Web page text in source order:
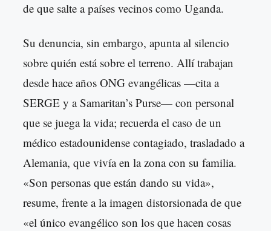
de que salte a países vecinos como Uganda.
Su denuncia, sin embargo, apunta al silencio
sobre quién está sobre el terreno. Allí trabajan
desde hace años ONG evangélicas —cita a
SERGE y a Samaritan’s Purse— con personal
que se juega la vida; recuerda el caso de un
médico estadounidense contagiado, trasladado a
Alemania, que vivía en la zona con su familia.
«Son personas que están dando su vida»,
resume, frente a la imagen distorsionada de que
«el único evangélico son los que hacen cosas